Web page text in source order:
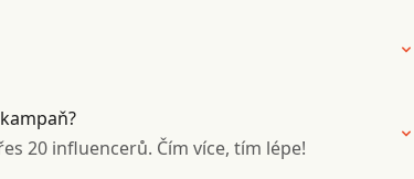
20 influencerů. Čím více, tím lépe!